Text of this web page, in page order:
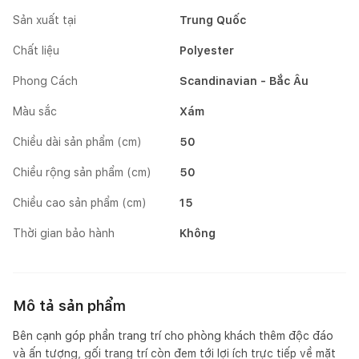
Sản xuất tại Trung Quốc
Chất liệu Polyester
Phong Cách Scandinavian - Bắc Âu
Màu sắc Xám
Chiều dài sản phẩm (cm) 50
Chiều rộng sản phẩm (cm) 50
Chiều cao sản phẩm (cm) 15
Thời gian bảo hành Không
Mô tả sản phẩm
Bên cạnh góp phần trang trí cho phòng khách thêm độc đáo
và ấn tượng, gối trang trí còn đem tới lợi ích trực tiếp về mặt